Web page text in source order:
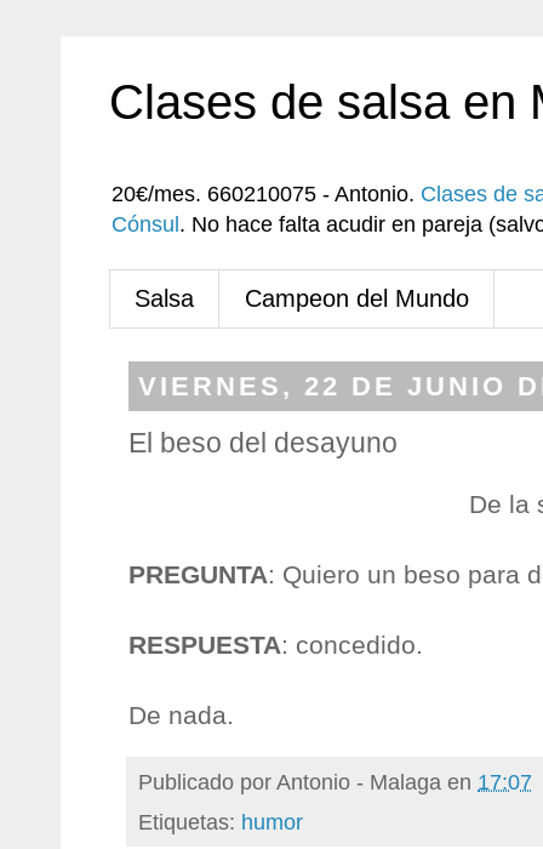
Clases de salsa en
20€/mes. 660210075 - Antonio. Clases de
Cónsul . No hace falta acudir en pareja
Salsa Campeon del Mundo
VIERNES, 22 DE JUNIO
El beso del desayuno
De la
PREGUNTA: Quiero un beso para
RESPUESTA: concedido.
De nada.
Publicado porAntonio - Malaga en 17:07
Etiquetas: humor